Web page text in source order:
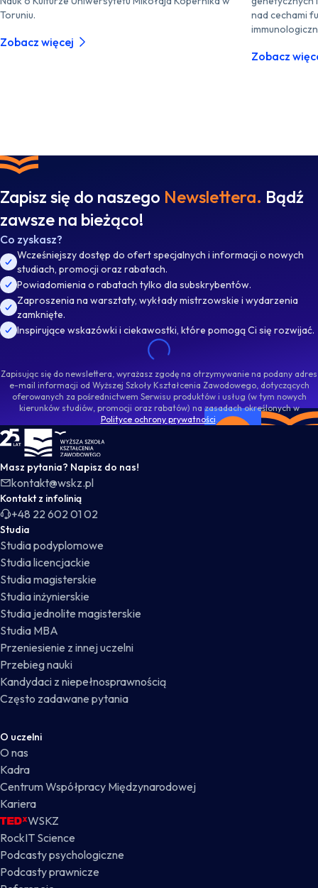
Toruniu.
Zobacz więcej
nad cechami
Zobacz
Zapisz się do naszego Newslettera. Bądź
zawsze na bieżąco!
Co zyskasz?
Wcześniejszy dostęp do ofert specjalnych i informacji o nowych
studiach, promocji oraz rabatach.
Powiadomienia o rabatach tylko dla subskrybentów.
Zaproszenia na warsztaty, wykłady mistrzowskie i wydarzenia
zamknięte.
Inspirujące wskazówki i ciekawostki, które pomogą Ci się rozwijać.
Zapisując się do newslettera, wyrażasz zgodę na otrzymywanie na podany adres
e-mail informacji od Wyższej Szkoły Kształcenia Zawodowego, dotyczących
oferowanych za pośrednictwem Serwisu produktów i usług (w tym nowych
kierunków studiów, promocji oraz rabatów) na zasadach określonych w
Polityce ochrony prywatności.
WSKZ - strona główna
Masz pytania? Napisz do nas!
kontakt@wskz.pl
Kontakt z infolinią
+48 22 602 01 02
Studia
Studia podyplomowe
Studia licencjackie
Studia magisterskie
Studia inżynierskie
Studia jednolite magisterskie
Studia MBA
Przeniesienie z innej uczelni
Przebieg nauki
Kandydaci z niepełnosprawnością
Często zadawane pytania
O uczelni
O nas
Kadra
Centrum Współpracy Międzynarodowej
Kariera
WSKZ
RockIT Science
Podcasty psychologiczne
Podcasty prawnicze